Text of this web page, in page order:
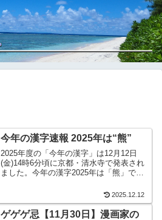
今年の漢字速報 2025年は“熊”
2025年度の「今年の漢字」は12月12日
(金)14時6分頃に京都・清水寺で発表され
ました。今年の漢字2025年は「熊」で
と。選ばれた理由は以下のとおり。 2025
年秋ごろから、全国各地で「熊」の被害
が相...
2025.12.12
ゲゲゲ忌【11月30日】漫画家の